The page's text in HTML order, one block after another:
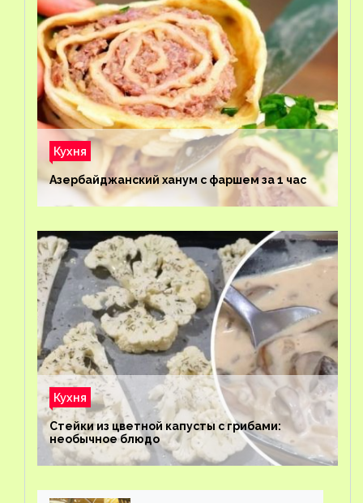
Кухня
Азербайджанский ханум с фаршем за 1 час
Кухня
Стейки из цветной капусты с грибами:
необычное блюдо